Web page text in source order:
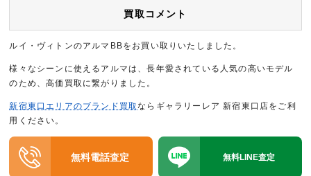
買取コメント
ルイ・ヴィトンのアルマBBをお買い取りいたしました。
様々なシーンに使えるアルマは、長年愛されている人気の高いモデル
のため、高価買取に繋がりました。
新宿東口エリアのブランド買取ならギャラリーレア 新宿東口店をご利
用ください。
無料電話査定 無料LINE査定